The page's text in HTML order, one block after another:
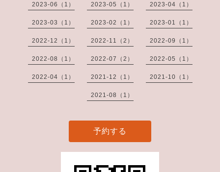
2023-06（1） 2023-05（1） 2023-04（1）
2023-03（1） 2023-02（1） 2023-01（1）
2022-12（1） 2022-11（2） 2022-09（1）
2022-08（1） 2022-07（2） 2022-05（1）
2022-04（1） 2021-12（1） 2021-10（1）
2021-08（1）
予約する